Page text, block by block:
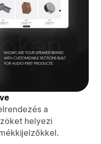
a
helyezi